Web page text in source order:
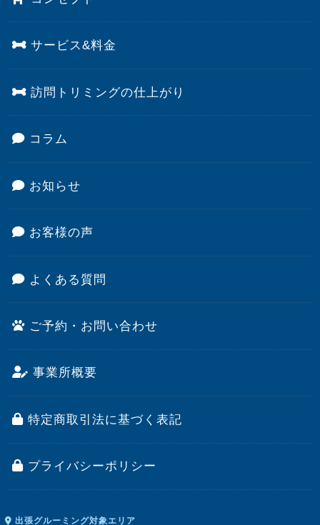
サービス&料金
訪問トリミングの仕上がり
コラム
お知らせ
お客様の声
よくある質問
ご予約・お問い合わせ
事業所概要
特定商取引法に基づく表記
プライバシーポリシー
出張グルーミング対象エリア